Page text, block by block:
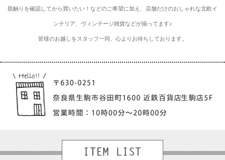
肌触りを確認してから買いたい！などのご希望に加え、店舗だけのおしゃれな北欧イ
ンテリア、ヴィンテージ雑貨などが揃ってます♪
皆様のお越しをスタッフ一同、心よりお待ちしております。